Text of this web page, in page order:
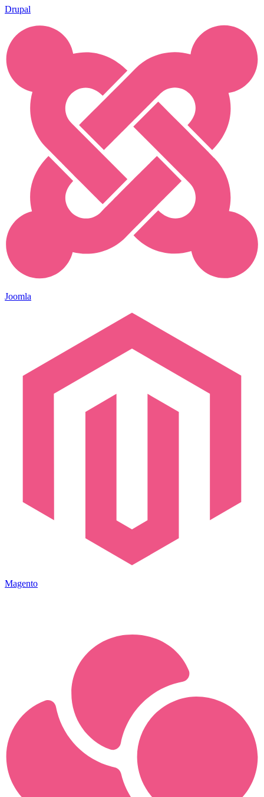
Drupal
Joomla
Magento